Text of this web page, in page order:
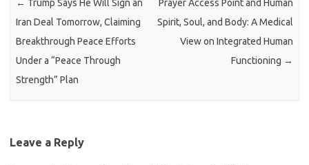
← Trump Says He Will Sign an
Iran Deal Tomorrow, Claiming
Breakthrough Peace Efforts
Under a “Peace Through
Strength” Plan
Prayer Access Point and Human
Spirit, Soul, and Body: A Medical
View on Integrated Human
Functioning →
Leave a Reply